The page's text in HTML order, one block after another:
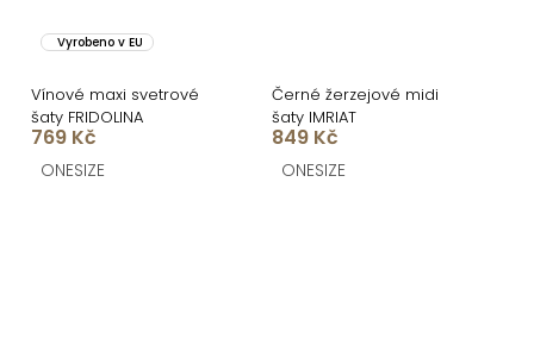
Vyrobeno v EU
Vínové maxi svetrové
šaty FRIDOLINA
769 Kč
ONESIZE
Černé žerzejové midi
šaty IMRIAT
849 Kč
ONESIZE